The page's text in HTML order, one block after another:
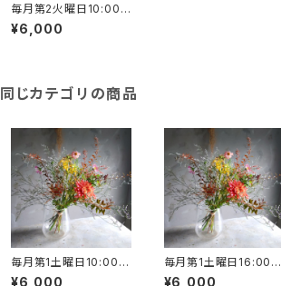
毎月第2火曜日10:00
～ shimizu garden l
esson【total garden
¥6,000
同じカテゴリの商品
毎月第1土曜日10:00～
shimizu garden les
¥6,000
毎月第1土曜日16:00～
shimizu garden les
¥6,000